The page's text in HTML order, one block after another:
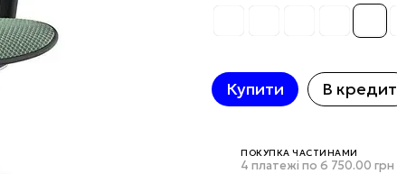
Купити В кредит
ПОКУПКА ЧАСТИНАМИ
4 платежі по 6 750.00 грн